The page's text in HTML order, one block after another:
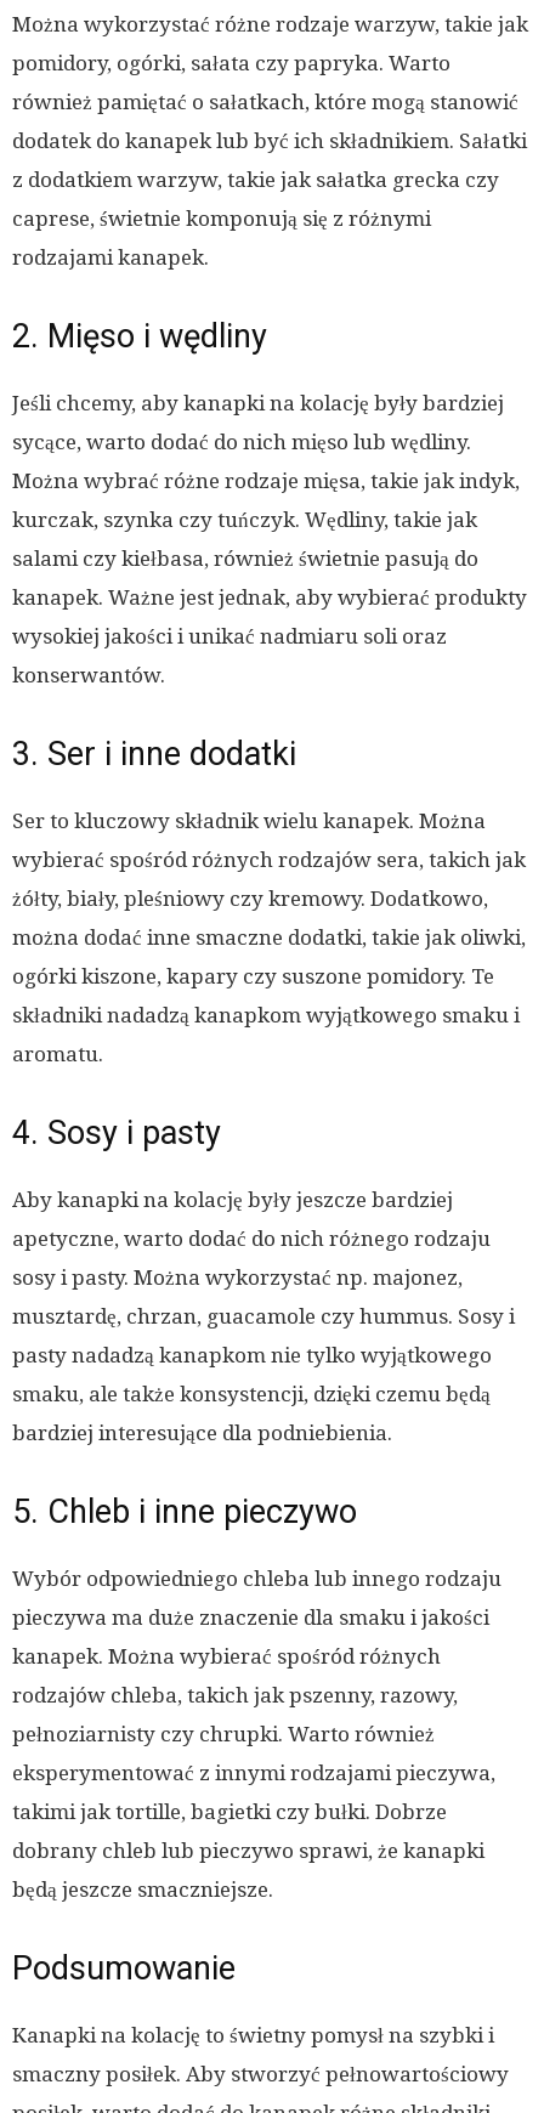
Można wykorzystać różne rodzaje warzyw, takie jak
pomidory, ogórki, sałata czy papryka. Warto
również pamiętać o sałatkach, które mogą stanowić
dodatek do kanapek lub być ich składnikiem. Sałatki
z dodatkiem warzyw, takie jak sałatka grecka czy
caprese, świetnie komponują się z różnymi
rodzajami kanapek.
2. Mięso i wędliny
Jeśli chcemy, aby kanapki na kolację były bardziej
sycące, warto dodać do nich mięso lub wędliny.
Można wybrać różne rodzaje mięsa, takie jak indyk,
kurczak, szynka czy tuńczyk. Wędliny, takie jak
salami czy kiełbasa, również świetnie pasują do
kanapek. Ważne jest jednak, aby wybierać produkty
wysokiej jakości i unikać nadmiaru soli oraz
konserwantów.
3. Ser i inne dodatki
Ser to kluczowy składnik wielu kanapek. Można
wybierać spośród różnych rodzajów sera, takich jak
żółty, biały, pleśniowy czy kremowy. Dodatkowo,
można dodać inne smaczne dodatki, takie jak oliwki,
ogórki kiszone, kapary czy suszone pomidory. Te
składniki nadadzą kanapkom wyjątkowego smaku i
aromatu.
4. Sosy i pasty
Aby kanapki na kolację były jeszcze bardziej
apetyczne, warto dodać do nich różnego rodzaju
sosy i pasty. Można wykorzystać np. majonez,
musztardę, chrzan, guacamole czy hummus. Sosy i
pasty nadadzą kanapkom nie tylko wyjątkowego
smaku, ale także konsystencji, dzięki czemu będą
bardziej interesujące dla podniebienia.
5. Chleb i inne pieczywo
Wybór odpowiedniego chleba lub innego rodzaju
pieczywa ma duże znaczenie dla smaku i jakości
kanapek. Można wybierać spośród różnych
rodzajów chleba, takich jak pszenny, razowy,
pełnoziarnisty czy chrupki. Warto również
eksperymentować z innymi rodzajami pieczywa,
takimi jak tortille, bagietki czy bułki. Dobrze
dobrany chleb lub pieczywo sprawi, że kanapki
będą jeszcze smaczniejsze.
Podsumowanie
Kanapki na kolację to świetny pomysł na szybki i
smaczny posiłek. Aby stworzyć pełnowartościowy